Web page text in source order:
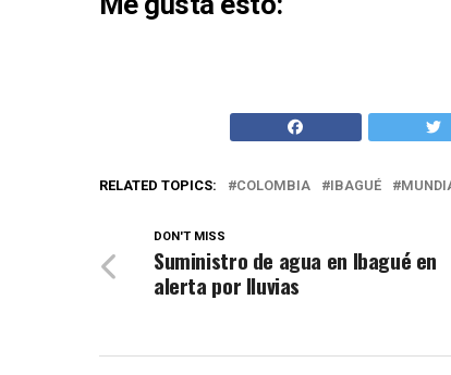
RELATED TOPICS: COLOMBIA IBAGUÉ
DON'T MISS
Suministro de agua en Ibagué en
alerta por lluvias